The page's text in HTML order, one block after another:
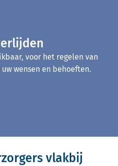
voor het regelen van
wensen en behoeften.
vlakbij